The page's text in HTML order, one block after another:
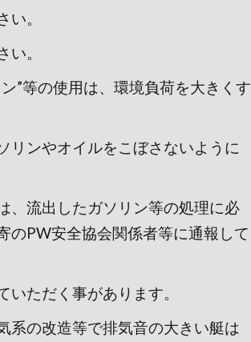
。
。
”等の使用は、環境負荷を大きくす
リンやオイルをこぼさないように
、流出したガソリン等の処理に必
のPW安全協会関係者等に通報して
ただく事があります。
系の改造等で排気音の大きい艇は